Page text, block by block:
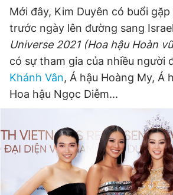
Sản phẩm khác
Tiện ích Bạn
Thông tin tòa soạn Liên hệ
Đọc Thanh Niên trên điện thoại
Mới đây, Kim Duyên có buổi
trước ngày lên đường sang
Universe 2021 (Hoa hậu Hoàn
có sự tham gia của nhiều người
Khánh Vân, Á hậu Hoàng My, Á
Hoa hậu Ngọc Diễm...